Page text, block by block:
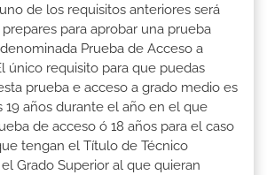
de los requisitos anteriores será
para aprobar una prueba
Prueba de Acceso a
único requisito para que puedas
prueba e acceso a grado medio es
años durante el año en el que
de acceso ó 18 años para el caso
tengan el Título de Técnico
Grado Superior al que quieran